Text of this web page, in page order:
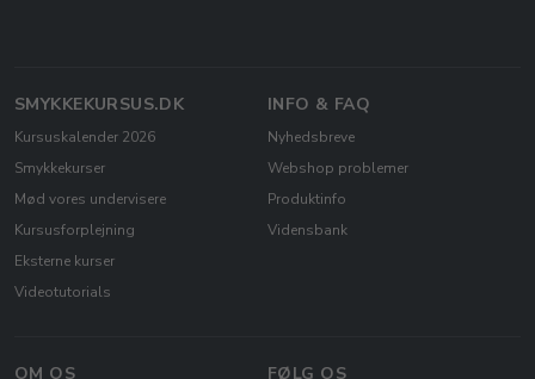
SMYKKEKURSUS.DK
Kursuskalender 2026
Smykkekurser
Mød vores undervisere
Kursusforplejning
Eksterne kurser
Videotutorials
INFO & FAQ
Nyhedsbreve
Webshop problemer
Produktinfo
Vidensbank
OM OS FØLG OS